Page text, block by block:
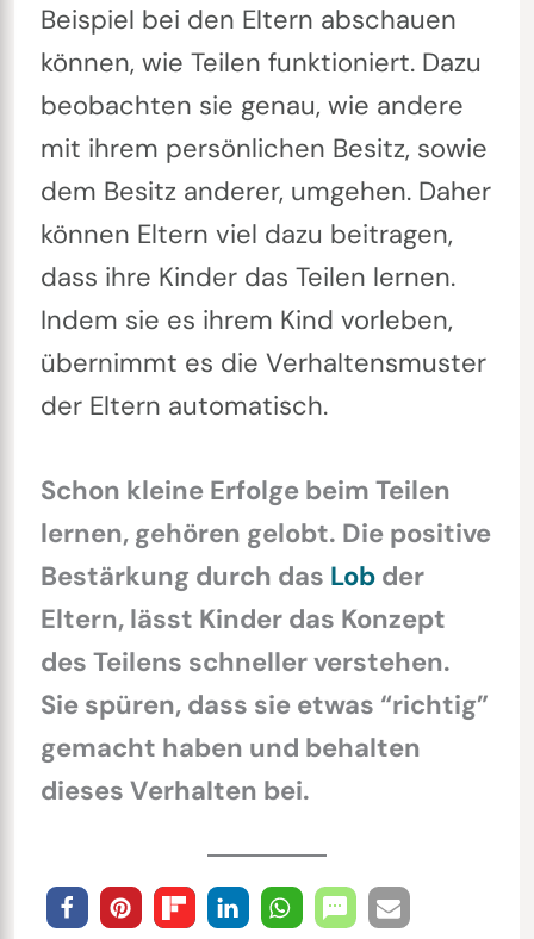
Beispiel bei den Eltern abschauen
können, wie Teilen funktioniert. Dazu
beobachten sie genau, wie andere
mit ihrem persönlichen Besitz, sowie
dem Besitz anderer, umgehen. Daher
können Eltern viel dazu beitragen,
dass ihre Kinder das Teilen lernen.
Indem sie es ihrem Kind vorleben,
übernimmt es die Verhaltensmuster
der Eltern automatisch.
Schon kleine Erfolge beim Teilen
lernen, gehören gelobt. Die positive
Bestärkung durch das Lobder
Eltern, lässt Kinder das Konzept
des Teilens schneller verstehen.
Sie spüren, dass sie etwas “richtig”
gemacht haben und behalten
dieses Verhalten bei.